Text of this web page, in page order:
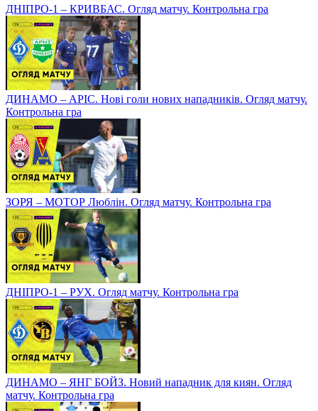
ДНІПРО-1 – КРИВБАС. Огляд матчу. Контрольна гра
ДИНАМО – АРІС. Нові голи нових нападників. Огляд матчу.
Контрольна гра
ЗОРЯ – МОТОР Люблін. Огляд матчу. Контрольна гра
ДНІПРО-1 – РУХ. Огляд матчу. Контрольна гра
ДИНАМО – ЯНГ БОЙЗ. Новий нападник для киян. Огляд
матчу. Контрольна гра